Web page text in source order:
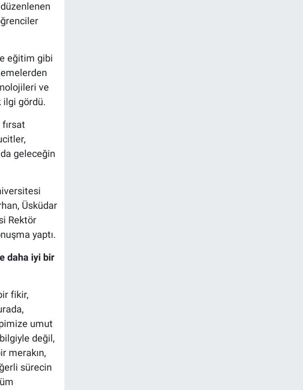
eğitim gibi
ve
ilgi gördü.
geleceğin
Üsküdar
Rektör
yaptı.
daha iyi bir
fikir,
umut
değil,
merakın,
sürecin